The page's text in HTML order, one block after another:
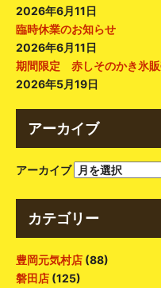
2026年6月11日
臨時休業のお知らせ
2026年6月11日
期間限定 赤しそのかき氷
2026年5月19日
アーカイブ
アーカイブ
カテゴリー
豊岡元気村店 (88)
磐田店 (125)